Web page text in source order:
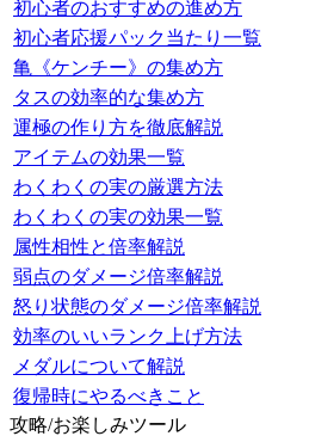
初心者のおすすめの進め方
初心者応援パック当たり一覧
亀《ケンチー》の集め方
タスの効率的な集め方
運極の作り方を徹底解説
アイテムの効果一覧
わくわくの実の厳選方法
わくわくの実の効果一覧
属性相性と倍率解説
弱点のダメージ倍率解説
怒り状態のダメージ倍率解説
効率のいいランク上げ方法
メダルについて解説
復帰時にやるべきこと
攻略/お楽しみツール